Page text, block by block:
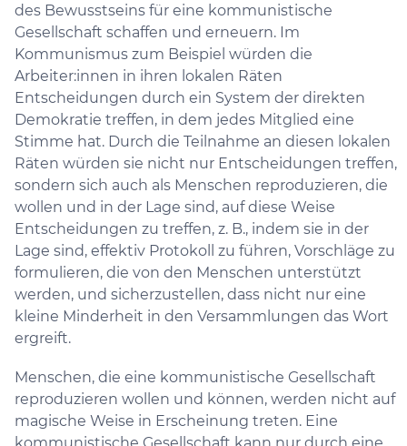
des Bewusstseins für eine kommunistische
Gesellschaft schaffen und erneuern. Im
Kommunismus zum Beispiel würden die
Arbeiter:innen in ihren lokalen Räten
Entscheidungen durch ein System der direkten
Demokratie treffen, in dem jedes Mitglied eine
Stimme hat. Durch die Teilnahme an diesen lokalen
Räten würden sie nicht nur Entscheidungen treffen,
sondern sich auch als Menschen reproduzieren, die
wollen und in der Lage sind, auf diese Weise
Entscheidungen zu treffen, z. B., indem sie in der
Lage sind, effektiv Protokoll zu führen, Vorschläge zu
formulieren, die von den Menschen unterstützt
werden, und sicherzustellen, dass nicht nur eine
kleine Minderheit in den Versammlungen das Wort
ergreift.
Menschen, die eine kommunistische Gesellschaft
reproduzieren wollen und können, werden nicht auf
magische Weise in Erscheinung treten. Eine